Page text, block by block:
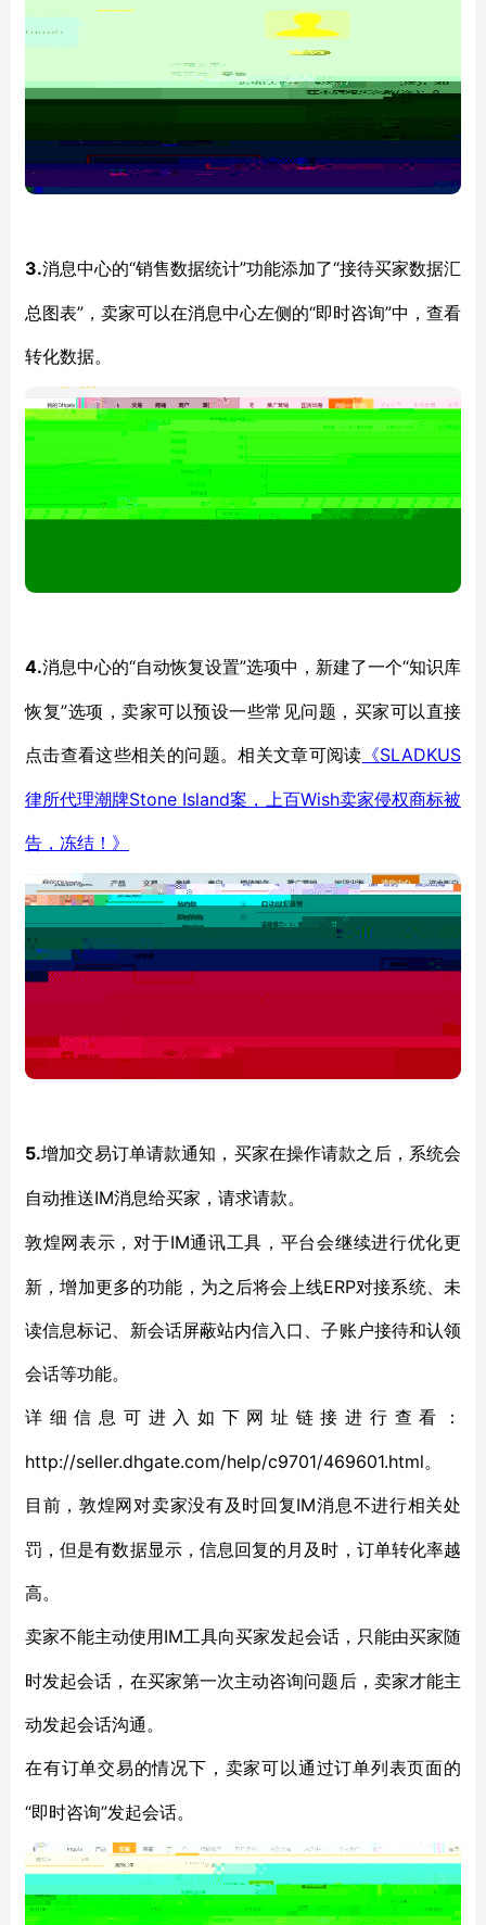
3.消息中心的“销售数据统计”功能添加了“接待买家数据汇
总图表”，卖家可以在消息中心左侧的“即时咨询”中，查看
转化数据。
4.消息中心的“自动恢复设置”选项中，新建了一个“知识库
恢复”选项，卖家可以预设一些常见问题，买家可以直接
点击查看这些相关的问题。相关文章可阅读 《SLADKUS
律所代理潮牌Stone Island案，上百Wish卖家侵权商标被
告，冻结！》
5.增加交易订单请款通知，买家在操作请款之后，系统会
自动推送IM消息给买家，请求请款。
敦煌网表示，对于IM通讯工具，平台会继续进行优化更
新，增加更多的功能，为之后将会上线ERP对接系统、未
读信息标记、新会话屏蔽站内信入口、子账户接待和认领
会话等功能。
详细信息可进入如下网址链接进行查看：
http://seller.dhgate.com/help/c9701/469601.html。
目前，敦煌网对卖家没有及时回复IM消息不进行相关处
罚，但是有数据显示，信息回复的月及时，订单转化率越
高。
卖家不能主动使用 IM工具向买家发起会话，只能由买家随
时发起会话，在买家第一次主动咨询问题后，卖家才能主
动发起会话沟通。
在有订单交易的情况下，卖家可以通过订单列表页面的
“即时咨询”发起会话。